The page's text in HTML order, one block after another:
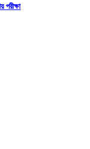
পরীক্ষা